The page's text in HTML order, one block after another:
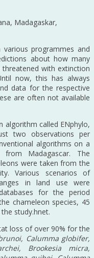
Madagaskar,
programmes and
about how many
with extinction
now, this has always
data for the respective
are often not available
algorithm called ENphylo,
two observations per
algorithms on a
Madagascar. The
were taken from the
Various scenarios of
in land use were
for the period
chameleon species, 45
study.hnet.
loss of over 90% for the
Calumma globifer,
Brookesia micra,